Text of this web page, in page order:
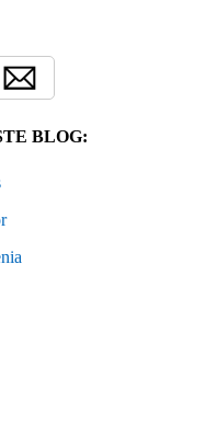
BLOG: